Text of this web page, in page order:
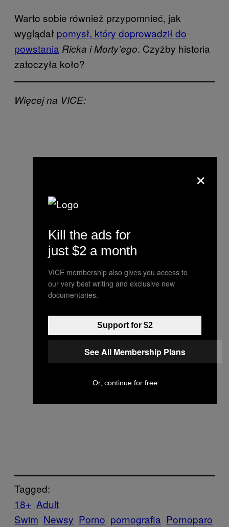
Warto sobie również przypomnieć, jak
wyglądał pomysł, który doprowadził do
powstania Ricka i Morty’ego. Czyżby historia
zatoczyła koło?
Więcej na VICE:
Tagged:
18+ Adult
Swim Newsy Porno pornografia Pornoparo
×
Kill the ads for
just $2 a month
VICE membership also gives you access to
our very best writing and exclusive new
documentaries.
Support for $2
See All Membership Plans
Or, continue for free